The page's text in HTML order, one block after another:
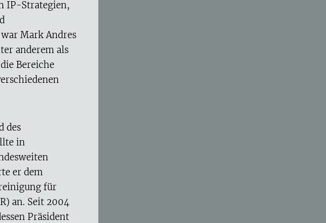
IP-Strategien,
Mark Andres
anderem als
Bereiche
des
in
er dem
für
an. Seit 2004
Präsident